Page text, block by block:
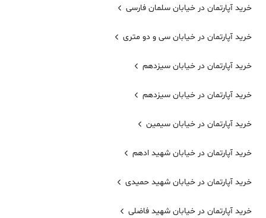
خرید آپارتمان در خیابان سلمان فارسی
خرید آپارتمان در خیابان سی و دو متری
خرید آپارتمان در خیابان سیزدهم
خرید آپارتمان در خیابان سیزدهم
خرید آپارتمان در خیابان سیمین
خرید آپارتمان در خیابان شهید ادهم
خرید آپارتمان در خیابان شهید حمیدی
خرید آپارتمان در خیابان شهید فاضلی